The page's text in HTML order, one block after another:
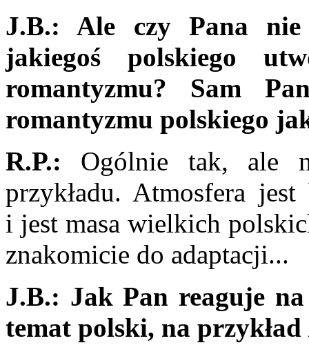
J.B.: Ale czy Pana nie
jakiegoś polskiego
romantyzmu? Sam
romantyzmu polskiego
R.P.: Ogólnie tak, ale
przykładu. Atmosfera
i jest masa wielkich
znakomicie do adaptacji...
J.B.: Jak Pan reaguje
temat polski, na przykład